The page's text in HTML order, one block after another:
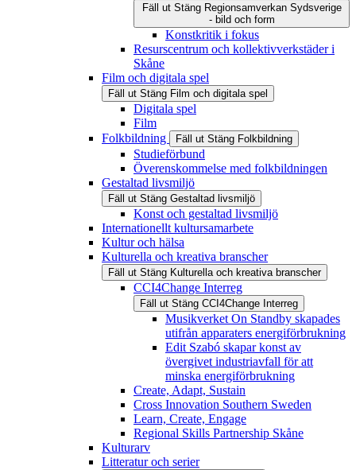
Fäll ut Stäng Regionsamverkan Sydsverige
- bild och form
Konstkritik i fokus
Resurscentrum och kollektivverkstäder i
Skåne
Film och digitala spel
Fäll ut Stäng Film och digitala spel
Digitala spel
Film
Folkbildning
Fäll ut Stäng Folkbildning
Studieförbund
Överenskommelse med folkbildningen
Gestaltad livsmiljö
Fäll ut Stäng Gestaltad livsmiljö
Konst och gestaltad livsmiljö
Internationellt kultursamarbete
Kultur och hälsa
Kulturella och kreativa branscher
Fäll ut Stäng Kulturella och kreativa branscher
CCI4Change Interreg
Fäll ut Stäng CCI4Change Interreg
Musikverket On Standby skapades
utifrån apparaters energiförbrukning
Edit Szabó skapar konst av
övergivet industriavfall för att
minska energiförbrukning
Create, Adapt, Sustain
Cross Innovation Southern Sweden
Learn, Create, Engage
Regional Skills Partnership Skåne
Kulturarv
Litteratur och serier